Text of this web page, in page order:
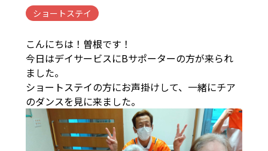
ショートステイ
こんにちは！曽根です！
今日はデイサービスにBサポーターの方が来られ
ました。
ショートステイの方にお声掛けして、一緒にチア
のダンスを見に来ました。